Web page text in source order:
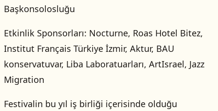
Başkonsolosluğu
Etkinlik Sponsorları: Nocturne, Roas Hotel Bitez,
Institut Français Türkiye İzmir, Aktur, BAU
konservatuvar, Liba Laboratuarları, ArtIsrael, Jazz
Migration
Festivalin bu yıl iş birliği içerisinde olduğu